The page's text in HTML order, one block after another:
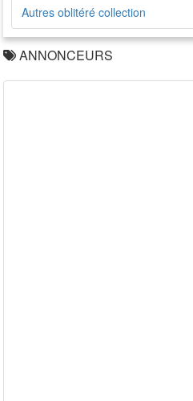
Autres oblitéré collection
ANNONCEURS